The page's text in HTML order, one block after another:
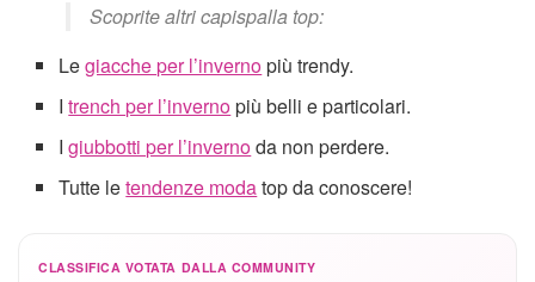
Scoprite altri capispalla top:
Legiacche per l’invernopiù trendy.
Itrench per l’invernopiù belli e particolari.
Igiubbotti per l’invernoda non perdere.
Tutte letendenze modatop da conoscere!
CLASSIFICA VOTATA DALLA COMMUNITY